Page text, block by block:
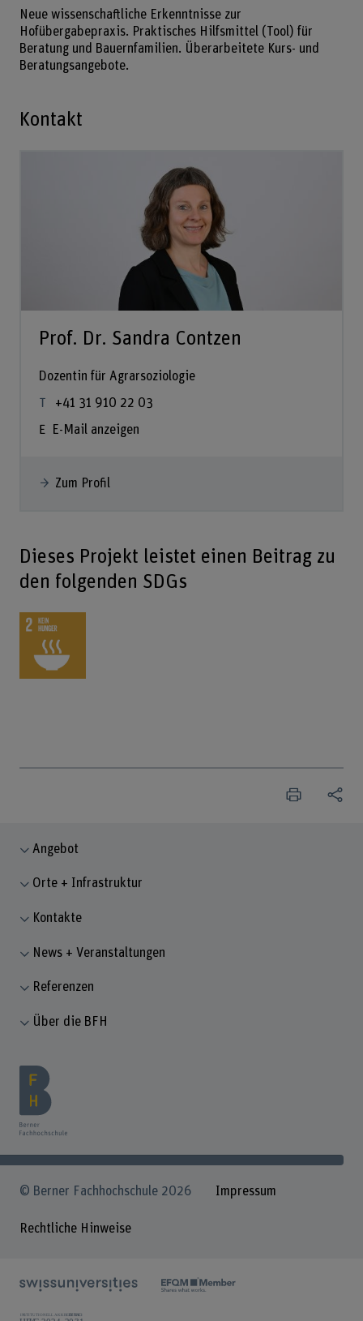
Neue wissenschaftliche Erkenntnisse zur
Hofübergabepraxis. Praktisches Hilfsmittel (Tool) für
Beratung und Bauernfamilien. Überarbeitete Kurs- und
Beratungsangebote.
Kontakt
Prof. Dr. Sandra Contzen
Dozentin für Agrarsoziologie
+41 31 910 22 03
E-Mail anzeigen
Zum Profil
Dieses Projekt leistet einen Beitrag zu
den folgenden SDGs
Angebot
Orte + Infrastruktur
Kontakte
News + Veranstaltungen
Referenzen
Über die BFH
© Berner Fachhochschule 2026 Impressum
Rechtliche Hinweise